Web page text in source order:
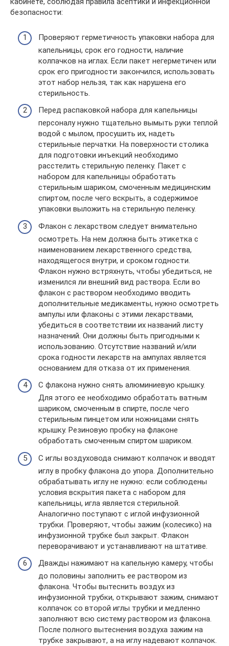
безопасности:
Проверяют герметичность упаковки набора для
капельницы, срок его годности, наличие
колпачков на иглах. Если пакет негерметичен или
срок его пригодности закончился, использовать
этот набор нельзя, так как нарушена его
стерильность.
Перед распаковкой набора для капельницы
персоналу нужно тщательно вымыть руки теплой
водой с мылом, просушить их, надеть
стерильные перчатки. На поверхности столика
для подготовки инъекций необходимо
расстелить стерильную пеленку. Пакет с
набором для капельницы обработать
стерильным шариком, смоченным медицинским
спиртом, после чего вскрыть, а содержимое
упаковки выложить на стерильную пеленку.
Флакон с лекарством следует внимательно
осмотреть. На нем должна быть этикетка с
наименованием лекарственного средства,
находящегося внутри, и сроком годности.
Флакон нужно встряхнуть, чтобы убедиться, не
изменился ли внешний вид раствора. Если во
флакон с раствором необходимо вводить
дополнительные медикаменты, нужно осмотреть
ампулы или флаконы с этими лекарствами,
убедиться в соответствии их названий листу
назначений. Они должны быть пригодными к
использованию. Отсутствие названий и/или
срока годности лекарств на ампулах является
основанием для отказа от их применения.
С флакона нужно снять алюминиевую крышку.
Для этого ее необходимо обработать ватным
шариком, смоченным в спирте, после чего
стерильным пинцетом или ножницами снять
крышку. Резиновую пробку на флаконе
обработать смоченным спиртом шариком.
С иглы воздуховода снимают колпачок и вводят
иглу в пробку флакона до упора. Дополнительно
обрабатывать иглу не нужно: если соблюдены
условия вскрытия пакета с набором для
капельницы, игла является стерильной.
Аналогично поступают с иглой инфузионной
трубки. Проверяют, чтобы зажим (колесико) на
инфузионной трубке был закрыт. Флакон
переворачивают и устанавливают на штативе.
Дважды нажимают на капельную камеру, чтобы
до половины заполнить ее раствором из
флакона. Чтобы вытеснить воздух из
инфузионной трубки, открывают зажим, снимают
колпачок со второй иглы трубки и медленно
заполняют всю систему раствором из флакона.
После полного вытеснения воздуха зажим на
трубке закрывают, а на иглу надевают колпачок.